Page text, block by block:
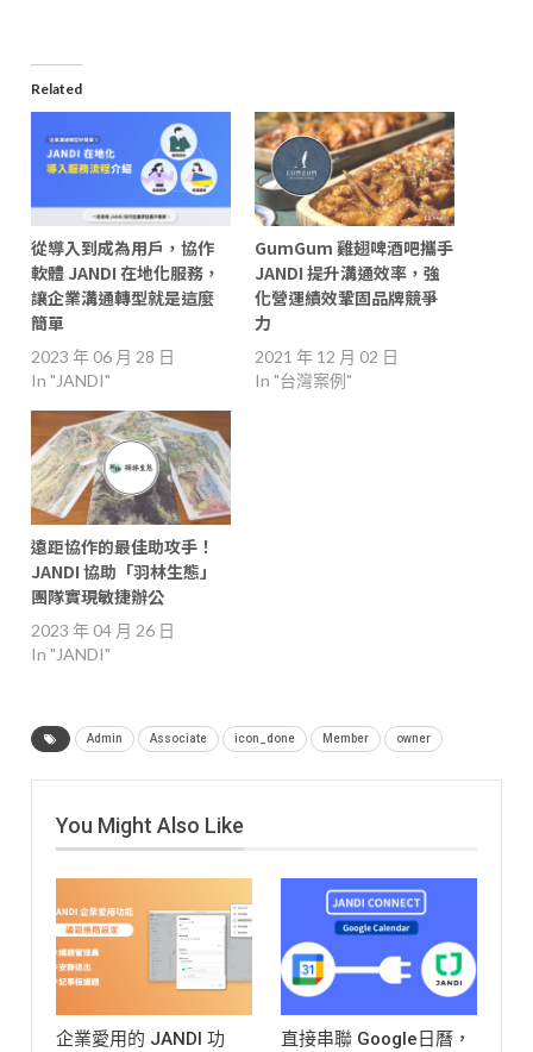
Related
從導入到成為用戶，協作
軟體 JANDI 在地化服務，
讓企業溝通轉型就是這麼
簡單
2023 年 06 月 28 日
In "JANDI"
GumGum 雞翅啤酒吧攜手
JANDI 提升溝通效率，強
化營運績效鞏固品牌競爭
力
2021 年 12 月 02 日
In "台灣案例"
遠距協作的最佳助攻手！
JANDI 協助「羽林生態」
團隊實現敏捷辦公
2023 年 04 月 26 日
In "JANDI"
Admin Associate icon_done Member owner
You Might Also Like
企業愛用的 JANDI 功
直接串聯 Google日曆，